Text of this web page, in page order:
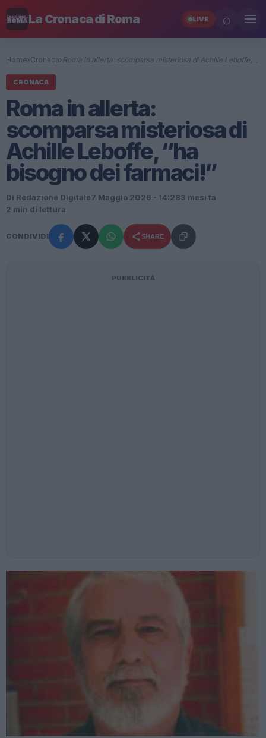
La Cronaca di Roma LIVE ⌕
Home› Cronaca› Roma in allerta: scomparsa misteriosa di Achille Leboffe,…
CRONACA
Roma in allerta:
scomparsa misteriosa di
Achille Leboffe, “ha
bisogno dei farmaci!”
Di Redazione Digitale7 Maggio 2026 - 14:283 mesi fa
2 min di lettura
CONDIVIDI SHARE
PUBBLICITÀ